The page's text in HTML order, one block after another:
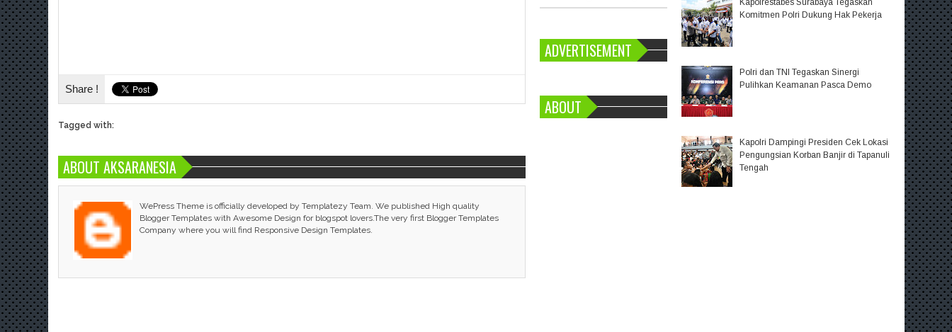
Share !
Tagged with:
ABOUT AKSARANESIA
WePress Theme is officially developed by Templatezy Team. We published High quality
Blogger Templates with Awesome Design for blogspot lovers.The very first Blogger Templates
Company where you will find Responsive Design Templates.
ADVERTISEMENT
ABOUT
Kapolrestabes Surabaya Tegaskan
Komitmen Polri Dukung Hak Pekerja
Polri dan TNI Tegaskan Sinergi
Pulihkan Keamanan Pasca Demo
Kapolri Dampingi Presiden Cek Lokasi
Pengungsian Korban Banjir di Tapanuli
Tengah